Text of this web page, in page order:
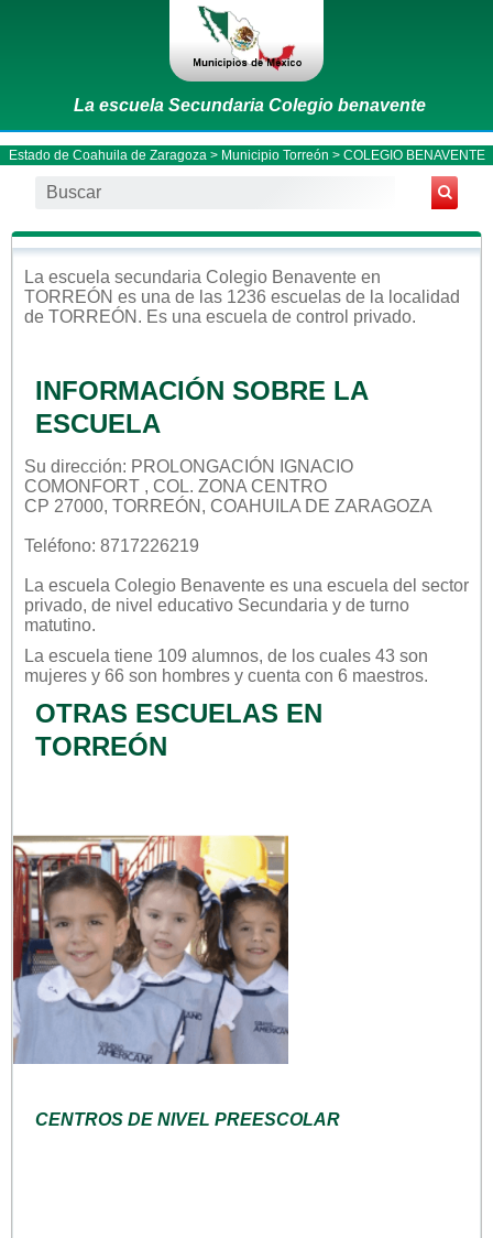
La escuela Secundaria Colegio benavente
Estado de Coahuila de Zaragoza > Municipio Torreón > COLEGIO BENAVENTE
La escuela secundaria Colegio Benavente en
TORREÓN es una de las 1236 escuelas de la localidad
de TORREÓN . Es una escuela de control privado.
INFORMACIÓN SOBRE LA
ESCUELA
Su dirección: PROLONGACIÓN IGNACIO
COMONFORT , COL. ZONA CENTRO
CP 27000, TORREÓN, COAHUILA DE ZARAGOZA
Teléfono: 8717226219
La escuela Colegio Benavente es una escuela del sector
privado, de nivel educativo Secundaria y de turno
matutino.
La escuela tiene 109 alumnos, de los cuales 43 son
mujeres y 66 son hombres y cuenta con 6 maestros.
OTRAS ESCUELAS EN
TORREÓN
CENTROS DE NIVEL PREESCOLAR